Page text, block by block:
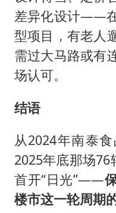
差异化设计——
型项目，有老人
需过大马路或
场认可。
结语
从2024年南泰
2025年底那场76
首开“日光”——
楼市这一轮周期